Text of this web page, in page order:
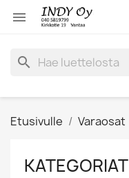

search
Etusivulle Varaosat
KATEGORIAT